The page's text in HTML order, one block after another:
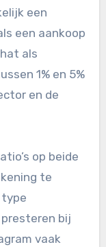
een
een aankoop
als
1% en 5%
en de
op beide
te
type
bij
vaak